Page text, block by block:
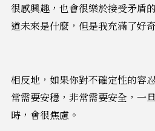
很感興趣，也會很樂於接受矛盾
道未來是什麼，但是我充滿了好
相反地，如果你對不確定性的容
常需要安穩，非常需要安全，一
時，會很焦慮。